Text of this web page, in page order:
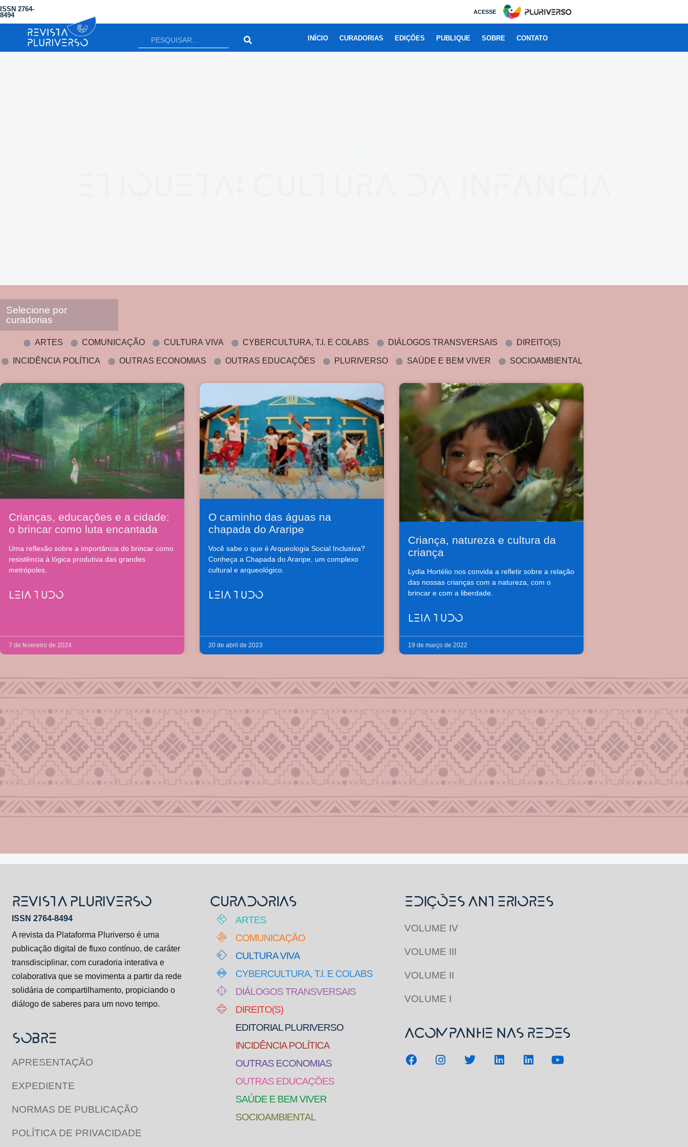
ISSN 2764-
8494
ACESSE
INÍCIO CURADORIAS EDIÇÕES PUBLIQUE SOBRE CONTATO
Selecione por
curadorias
ARTES COMUNICAÇÃO CULTURA VIVA CYBERCULTURA, T.I. E COLABS DIÁLOGOS TRANSVERSAIS DIREITO(S)
INCIDÊNCIA POLÍTICA OUTRAS ECONOMIAS OUTRAS EDUCAÇÕES PLURIVERSO SAÚDE E BEM VIVER SOCIOAMBIENTAL
Crianças, educações e a cidade:
o brincar como luta encantada
Uma reflexão sobre a importância do brincar como
resistência à lógica produtiva das grandes
metrópoles.
LEIA TUDO
7 de fevereiro de 2024
O caminho das águas na
chapada do Araripe
Você sabe o que é Arqueologia Social Inclusiva?
Conheça a Chapada do Araripe, um complexo
cultural e arqueológico.
LEIA TUDO
20 de abril de 2023
Criança, natureza e cultura da
criança
Lydia Hortélio nos convida a refletir sobre a relação
das nossas crianças com a natureza, com o
brincar e com a liberdade.
LEIA TUDO
19 de março de 2022
REVISTA PLURIVERSO
ISSN 2764-8494
A revista da Plataforma Pluriverso é uma
publicação digital de fluxo contínuo, de caráter
transdisciplinar, com curadoria interativa e
colaborativa que se movimenta a partir da rede
solidária de compartilhamento, propiciando o
diálogo de saberes para um novo tempo.
SOBRE
APRESENTAÇÃO
EXPEDIENTE
NORMAS DE PUBLICAÇÃO
POLÍTICA DE PRIVACIDADE
CURADORIAS
ARTES
COMUNICAÇÃO
CULTURA VIVA
CYBERCULTURA, T.I. E COLABS
DIÁLOGOS TRANSVERSAIS
DIREITO(S)
EDITORIAL PLURIVERSO
INCIDÊNCIA POLÍTICA
OUTRAS ECONOMIAS
OUTRAS EDUCAÇÕES
SAÚDE E BEM VIVER
SOCIOAMBIENTAL
Edições Anteriores
VOLUME IV
VOLUME III
VOLUME II
VOLUME I
Acompanhe nas redes